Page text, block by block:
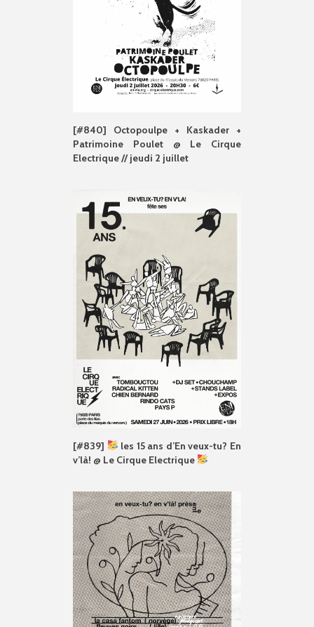
[#840] Octopoulpe + Kaskader +
Patrimoine Poulet @ Le Cirque
Electrique // jeudi 2 juillet
[#839]
les 15 ans d’En veux-tu? En
v’là! @ Le Cirque Electrique